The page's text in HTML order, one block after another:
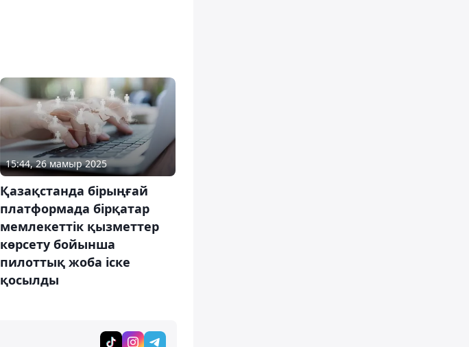
15:44, 26 мамыр 2025
Қазақстанда бірыңғай
платформада бірқатар
мемлекеттік қызметтер
көрсету бойынша
пилоттық жоба іске
қосылды